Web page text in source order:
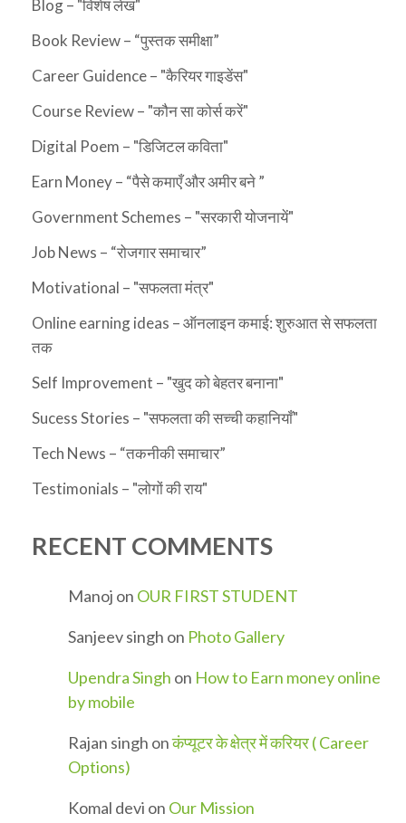
Blog – "विशेष लेख"
Book Review – “पुस्तक समीक्षा”
Career Guidence – "कैरियर गाइडेंस"
Course Review – "कौन सा कोर्स करें"
Digital Poem – "डिजिटल कविता"
Earn Money – “पैसे कमाएँ और अमीर बने ”
Government Schemes – "सरकारी योजनायें"
Job News – “रोजगार समाचार”
Motivational – "सफलता मंत्र"
Online earning ideas – ऑनलाइन कमाई: शुरुआत से सफलता
तक
Self Improvement – "खुद को बेहतर बनाना"
Sucess Stories – "सफलता की सच्ची कहानियाँ"
Tech News – “तकनीकी समाचार”
Testimonials – "लोगों की राय"
RECENT COMMENTS
Manoj on OUR FIRST STUDENT
Sanjeev singh on Photo Gallery
Upendra Singh on How to Earn money online
by mobile
Rajan singh onकंप्यूटर के क्षेत्र में करियर ( Career
Options)
Komal devi on Our Mission